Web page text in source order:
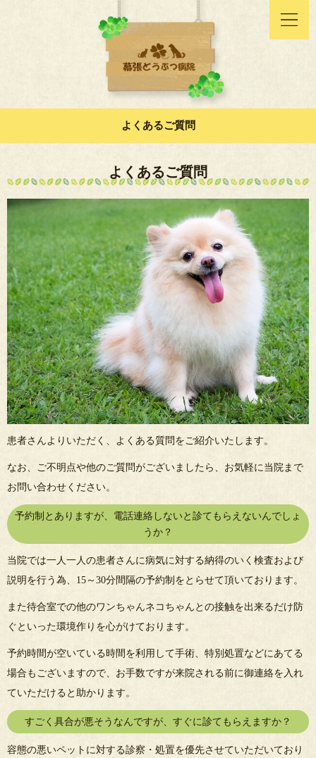
よくあるご質問
よくあるご質問
患者さんよりいただく、よくある質問をご紹介いたします。
なお、ご不明点や他のご質問がございましたら、お気軽に当院まで
お問い合わせください。
予約制とありますが、電話連絡しないと診てもらえないんでしょ
うか？
当院では一人一人の患者さんに病気に対する納得のいく検査および
説明を行う為、15～30分間隔の予約制をとらせて頂いております。
また待合室での他のワンちゃんネコちゃんとの接触を出来るだけ防
ぐといった環境作りを心がけております。
予約時間が空いている時間を利用して手術、特別処置などにあてる
場合もございますので、お手数ですが来院される前に御連絡を入れ
ていただけると助かります。
すごく具合が悪そうなんですが、すぐに診てもらえますか？
容態の悪いペットに対する診察・処置を優先させていただいており